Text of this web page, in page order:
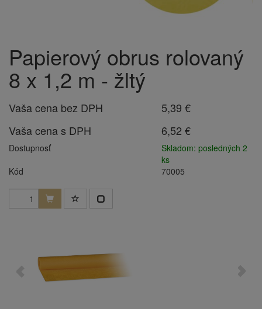
Papierový obrus rolovaný
8 x 1,2 m - žltý
Vaša cena bez DPH
5,39 €
Vaša cena s DPH
6,52 €
Dostupnosť
Skladom: posledných 2
ks
Kód
70005